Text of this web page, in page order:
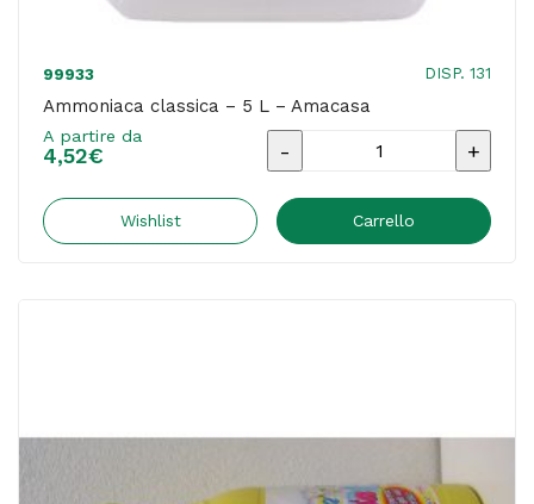
99933 DISP. 131
Ammoniaca classica – 5 L – Amacasa
A partire da
4,52€
Ammoniaca
-
Wishlist Carrello